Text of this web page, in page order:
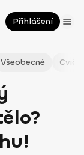
Přihlášení
Všeobecné